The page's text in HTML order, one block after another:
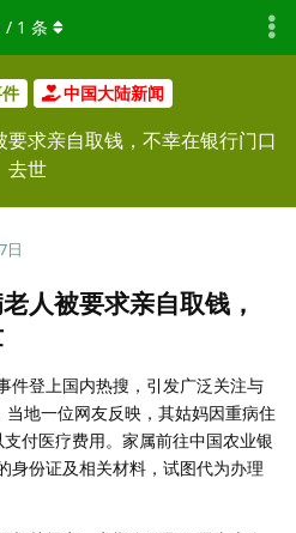
中国大陆新闻
求亲自取钱，不幸在银行门口
去世
/ 1 条
日
人被要求亲自取钱，
件登上国内热搜，引发广泛关注与
地一位网友反映，其姑妈因重病住
付医疗费用。家属前往中国农业银
身份证及相关材料，试图代为办理